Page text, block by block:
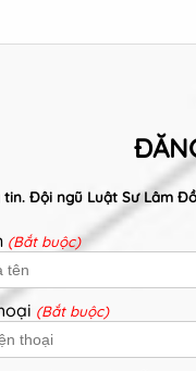
Đội ngũ Luật Sư Lâm
(Bắt buộc)
(Bắt buộc)